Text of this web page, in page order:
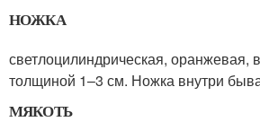
НОЖКА
светлоцилиндрическая, оранжевая,
толщиной 1–3 см. Ножка внутри
МЯКОТЬ